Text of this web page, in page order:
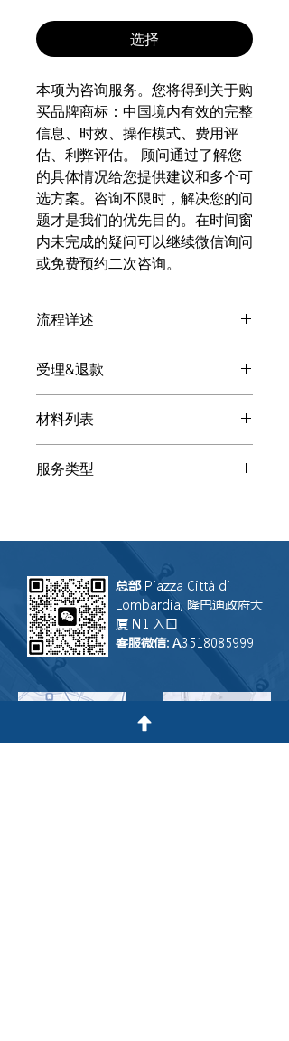
选择
本项为咨询服务。您将得到关于购
买品牌商标：中国境内有效的完整
信息、时效、操作模式、费用评
估、利弊评估。 顾问通过了解您
的具体情况给您提供建议和多个可
选方案。咨询不限时，解决您的问
题才是我们的优先目的。在时间窗
内未完成的疑问可以继续微信询问
或免费预约二次咨询。
流程详述
专业的客服微信会显现，请扫码添加。
请发送下述基本材料提高沟通效率和质
量。客服会将您指向专业顾问（律师、
会计、公证师、税顾、译员...）
受理&退款
问会给您提供多种解决方案。您自由选
择是否让LGS联合律师事务所处理。如
果我们受理， 咨询费可用来抵消总成
本。如果您听了方案后让其他事务所受
设其他事务所没能完成操作，LGS联合
操作。
材料列表
需的参考材料：相关人身份证/居留/护
服务类型
总部 Piazza Città di
Lombardia, 隆巴迪政府大
厦 N1 入口
客服微信: A3518085999